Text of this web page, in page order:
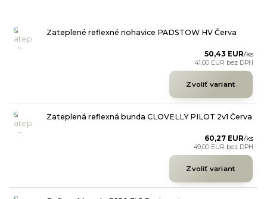
Zateplené reflexné nohavice PADSTOW HV Červa
50,43 EUR/ks
41,00 EUR bez DPH
Zvoliť variant
Zateplená reflexná bunda CLOVELLY PILOT 2v1 Červa
60,27 EUR/ks
49,00 EUR bez DPH
Zvoliť variant